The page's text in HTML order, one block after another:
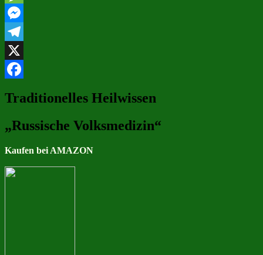
Message
Messenger
Telegram
X
Traditionelles Heilwissen
„Russische Volksmedizin“
Kaufen bei AMAZON